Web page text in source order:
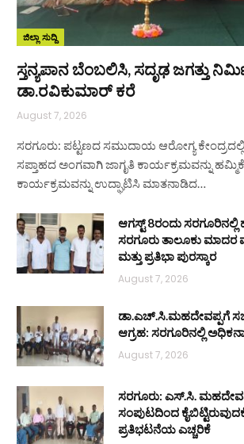
ಜಿಲ್ಲಾ ಸುದ್ದಿ
ಸ್ತನ್ಯಪಾನ ಬೆಂಬಲಿಸಿ, ಸದೃಢ ಜಗತ್ತು
ಡಾ.ರವಿಕುಮಾರ್ ಕರೆ
August 7, 2026
ಸರಗೂರು: ಪಟ್ಟಣದ ಸಮುದಾಯ ಆರೋಗ್ಯ ಕೇಂದ್ರದಲ್ಲಿ
ಸಪ್ತಾಹದ ಅಂಗವಾಗಿ ಜಾಗೃತಿ ಕಾರ್ಯಕ್ರಮವನ್ನು
ಕಾರ್ಯಕ್ರಮವನ್ನು ಉದ್ಘಾಟಿಸಿ ಮಾತನಾಡಿದ…
ಆಗಸ್ಟ್ 8ರಂದು
ಸರಗೂರು ತಾಲೂಕು
ಮತ್ತು ಪ್ರತಿಭಾ ಪುರಸ್ಕಾರ
August 7, 2026
ಡಾ.ಎಚ್.ಸಿ.ಮಹದೇವಪ್ಪಗೆ
ಆಗ್ರಹ: ಸರಗೂರಿನಲ್ಲಿ
August 7, 2026
ಸರಗೂರು: ಎಸ್.ಸಿ.
ಸಂಪುಟದಿಂದ
ಪ್ರತಿಭಟನೆಯ ಎಚ್ಚರಿಕೆ